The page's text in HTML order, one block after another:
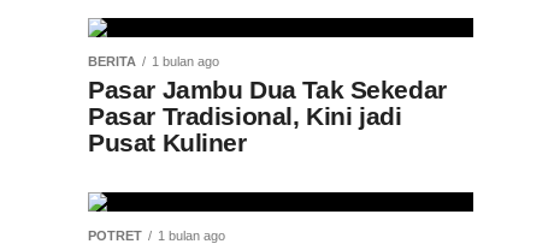
BERITA 1 bulan ago
Pasar Jambu Dua Tak Sekedar
Pasar Tradisional, Kini jadi
Pusat Kuliner
POTRET 1 bulan ago